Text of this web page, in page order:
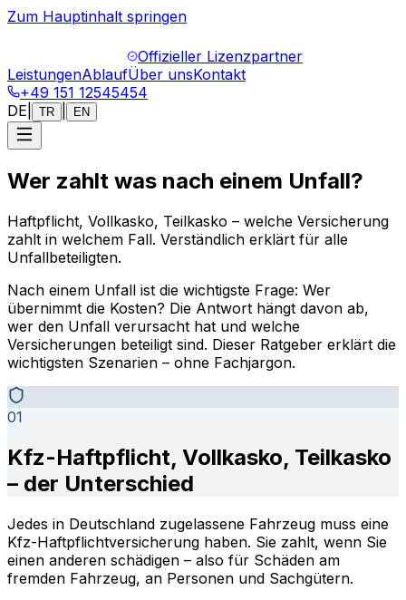
Zum Hauptinhalt springen
Offizieller Lizenzpartner
LeistungenAblaufÜber unsKontakt
+49 151 12545454
DE
TR EN
Wer zahlt was nach einem Unfall?
Haftpflicht, Vollkasko, Teilkasko – welche Versicherung
zahlt in welchem Fall. Verständlich erklärt für alle
Unfallbeteiligten.
Nach einem Unfall ist die wichtigste Frage: Wer
übernimmt die Kosten? Die Antwort hängt davon ab,
wer den Unfall verursacht hat und welche
Versicherungen beteiligt sind. Dieser Ratgeber erklärt die
wichtigsten Szenarien – ohne Fachjargon.
01
Kfz-Haftpflicht, Vollkasko, Teilkasko
– der Unterschied
Jedes in Deutschland zugelassene Fahrzeug muss eine
Kfz-Haftpflichtversicherung haben. Sie zahlt, wenn Sie
einen anderen schädigen – also für Schäden am
fremden Fahrzeug, an Personen und Sachgütern.